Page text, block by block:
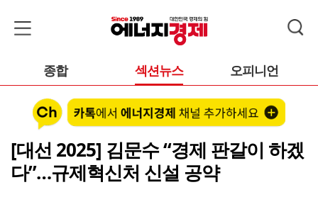
종합 섹션뉴스 오피니언
[대선 2025] 김문수 “경제 판갈이 하겠
다”…규제혁신처 신설 공약